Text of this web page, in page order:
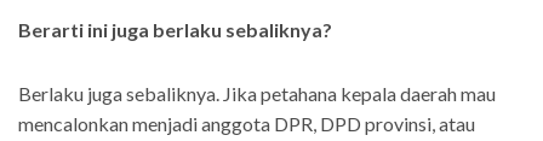
Berarti ini juga berlaku sebaliknya?
Berlaku juga sebaliknya. Jika petahana kepala daerah mau
mencalonkan menjadi anggota DPR, DPD provinsi, atau